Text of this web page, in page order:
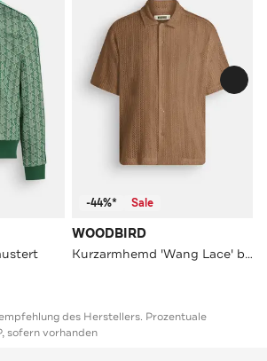
-44%* Sale
WOODBIRD
Kurzarmhemd 'Wang Lace' braun
des Herstellers. Prozentuale
sofern vorhanden